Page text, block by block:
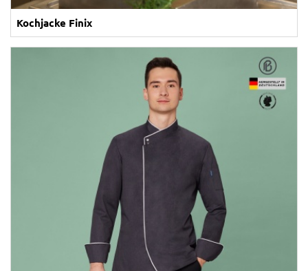
Kochjacke Finix